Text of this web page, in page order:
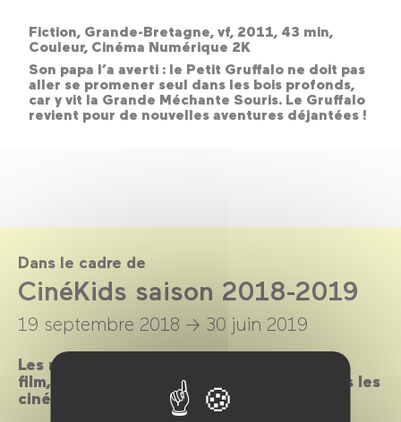
Fiction, Grande-Bretagne, vf, 2011, 43 min,
Couleur, Cinéma Numérique 2K
Son papa l’a averti : le Petit Gruffalo ne doit pas
aller se promener seul dans les bois profonds,
car y vit la Grande Méchante Souris. Le Gruffalo
revient pour de nouvelles aventures déjantées !
Dans le cadre de
CinéKids saison 2018-2019
19 septembre 2018 → 30 juin 2019
Les mercredis et dimanches après-midi, un
film, un goûter et des animations pour tous les
cinéphiles en herbe de 18 mois à 8 ans !